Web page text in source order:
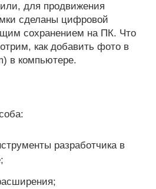
для продвижения
сделаны цифровой
сохранением на ПК. Что
как добавить фото в
в компьютере.
разработчика в